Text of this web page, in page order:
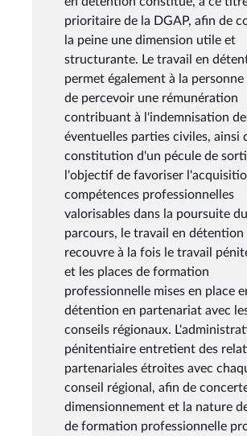
prioritaire de la DGAP, afin de
la peine une dimension utile et
structurante. Le travail en
permet également à la
de percevoir une rémunération
contribuant à l'indemnisation
éventuelles parties civiles, ainsi
constitution d'un pécule de
l'objectif de favoriser
compétences professionnelles
valorisables dans la poursuite du
parcours, le travail en détention
recouvre à la fois le travail
et les places de formation
professionnelle mises en place
détention en partenariat avec
conseils régionaux.
pénitentiaire entretient des
partenariales étroites avec
conseil régional, afin de
dimensionnement et la nature
de formation professionnelle